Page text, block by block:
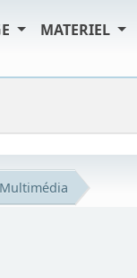
MATERIEL
Multimédia